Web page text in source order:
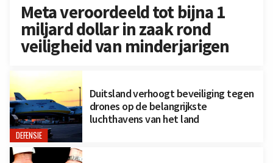
Meta veroordeeld tot bijna 1
miljard dollar in zaak rond
veiligheid van minderjarigen
DEFENSIE
Duitsland verhoogt beveiliging tegen
drones op de belangrijkste
luchthavens van het land